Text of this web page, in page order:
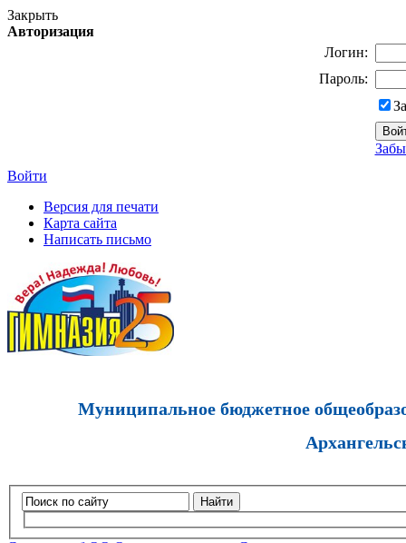
Закрыть
Авторизация
Логин:
Пароль:
Войти
Версия для печати
Карта сайта
Написать письмо
Муниципальное бюджетное
Найти